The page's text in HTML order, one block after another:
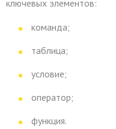
ключевых элементов:
команда;
таблица;
условие;
оператор;
функция.